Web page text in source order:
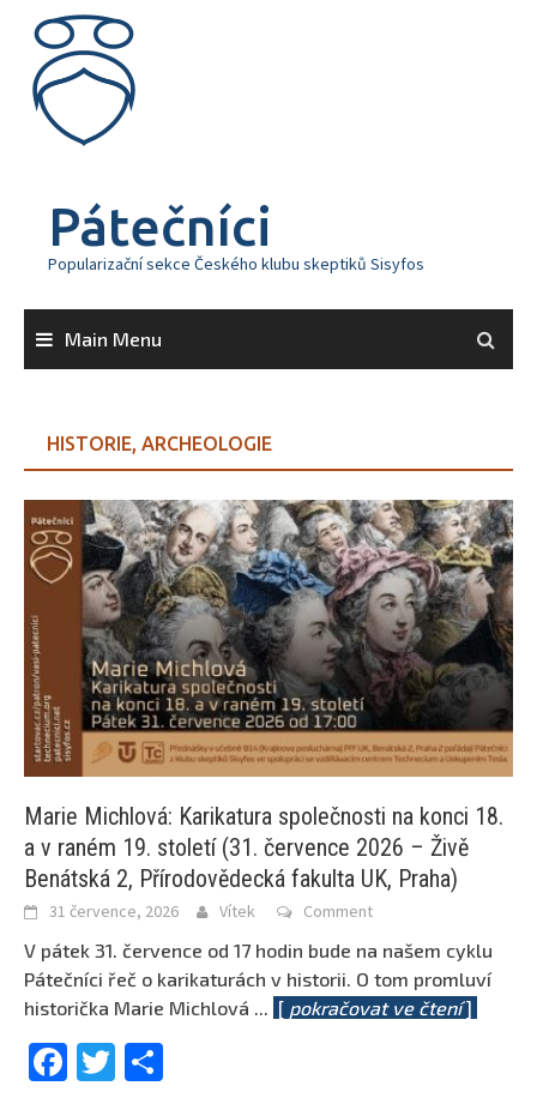
content
Pátečníci
Popularizační sekce Českého klubu skeptiků Sisyfos
Main Menu
HISTORIE, ARCHEOLOGIE
Marie Michlová: Karikatura společnosti na konci 18.
a v raném 19. století (31. července 2026 – Živě
Benátská 2, Přírodovědecká fakulta UK, Praha)
31 července, 2026 Vítek Comment
V pátek 31. července od 17 hodin bude na našem cyklu
Pátečníci řeč o karikaturách v historii. O tom promluví
historička Marie Michlová ... [ pokračovat ve čtení]
Facebook
Twitter